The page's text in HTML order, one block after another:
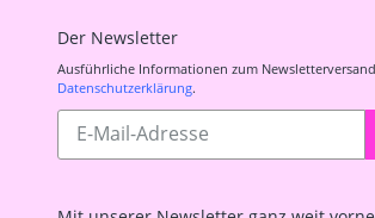
Der Newsletter
Ausführliche Informationen zum
Datenschutzerklärung.
Abonnieren
unsere